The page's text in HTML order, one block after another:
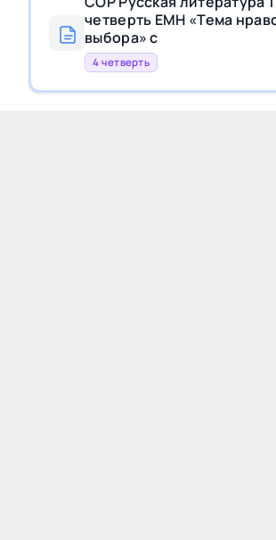
четверть ЕМН «Тема
выбора» с
4 четверть